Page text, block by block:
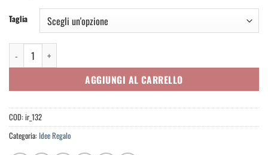
Taglia
Non importa con chi... quantità
AGGIUNGI AL CARRELLO
COD: ir_132
Categoria: Idee Regalo